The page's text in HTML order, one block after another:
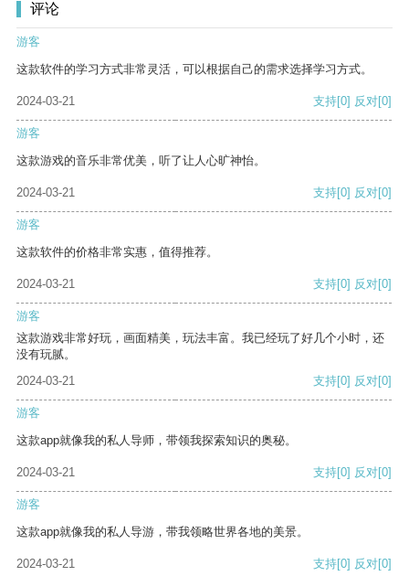
评论
游客
这款软件的学习方式非常灵活，可以根据自己的需求选择学习方式。
2024-03-21 支持[0] 反对[0]
游客
这款游戏的音乐非常优美，听了让人心旷神怡。
2024-03-21 支持[0] 反对[0]
游客
这款软件的价格非常实惠，值得推荐。
2024-03-21 支持[0] 反对[0]
游客
这款游戏非常好玩，画面精美，玩法丰富。我已经玩了好几个小时，还
没有玩腻。
2024-03-21
支持[0] 反对[0]
游客
这款app就像我的私人导师，带领我探索知识的奥秘。
2024-03-21 支持[0] 反对[0]
游客
这款app就像我的私人导游，带我领略世界各地的美景。
2024-03-21 支持[0] 反对[0]